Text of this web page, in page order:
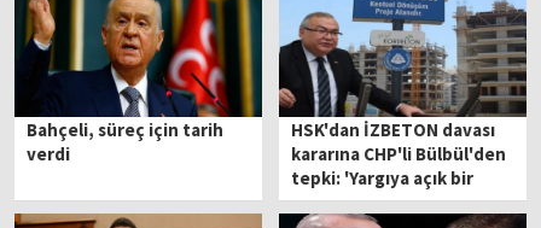
Bahçeli, süreç için tarih
verdi
HSK'dan İZBETON davası
kararına CHP'li Bülbül'den
tepki: 'Yargıya açık bir
müdahaledir'